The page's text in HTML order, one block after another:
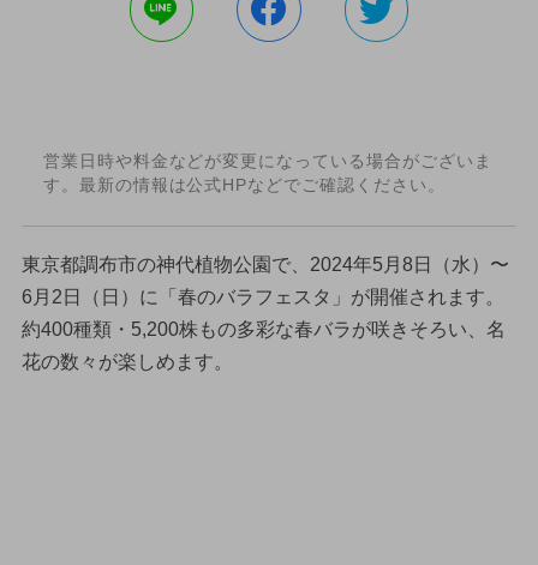
営業日時や料金などが変更になっている場合がございま
す。最新の情報は公式HPなどでご確認ください。
東京都調布市の神代植物公園で、2024年5月8日（水）〜
6月2日（日）に「春のバラフェスタ」が開催されます。
約400種類・5,200株もの多彩な春バラが咲きそろい、名
花の数々が楽しめます。